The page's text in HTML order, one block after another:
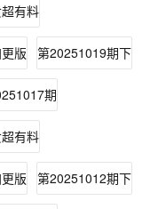
有料
版 第20251019期下
期
有料
版 第20251012期下